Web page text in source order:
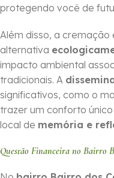
protegendo você de
Além disso, a cremação
alternativa
impacto ambiental
tradicionais. A
significativos, como o
trazer um conforto
local de memória e
Questão Financeira no Bairro